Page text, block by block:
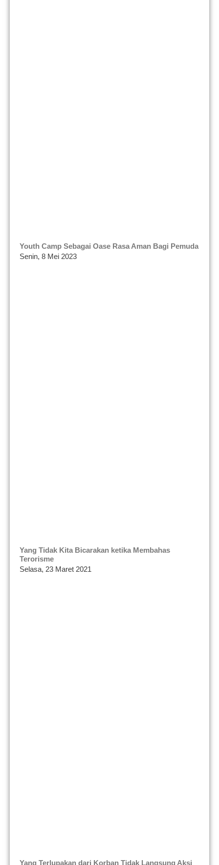
Youth Camp Sebagai Oase Rasa Aman Bagi Pemuda
Senin, 8 Mei 2023
Yang Tidak Kita Bicarakan ketika Membahas
Terorisme
Selasa, 23 Maret 2021
Yang Terlupakan dari Korban Tidak Langsung Aksi